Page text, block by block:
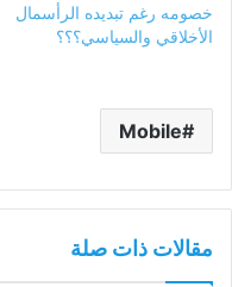
خصومه رغم تبديده الرأسمال
الأخلاقي والسياسي؟؟؟
Mobile
مقالات ذات صلة